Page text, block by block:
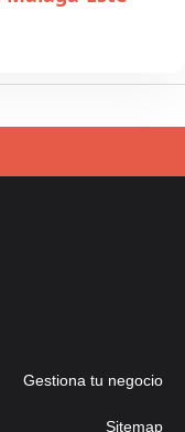
Gestiona tu negocio
Sitemap